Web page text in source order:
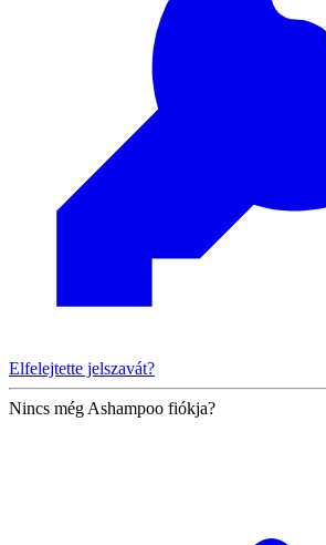
Elfelejtette jelszavát?
Nincs még Ashampoo fiókja?